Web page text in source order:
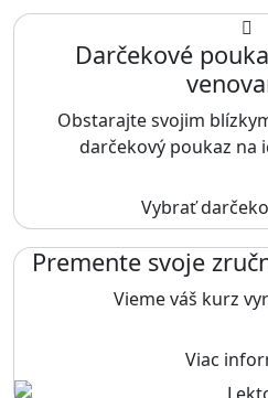
Darčekové
Obstarajte svojim
darčekový poukaz na
Vybrať
Premente svoje
Vieme váš kurz
Viac